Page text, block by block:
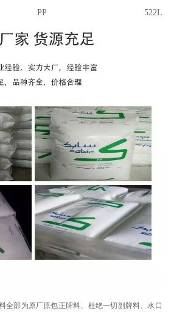
PP 522L
全部为原厂原包正牌料、杜绝一切副牌料、水口